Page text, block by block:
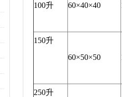
100升 60×40×40
150升
60×50×50
250升